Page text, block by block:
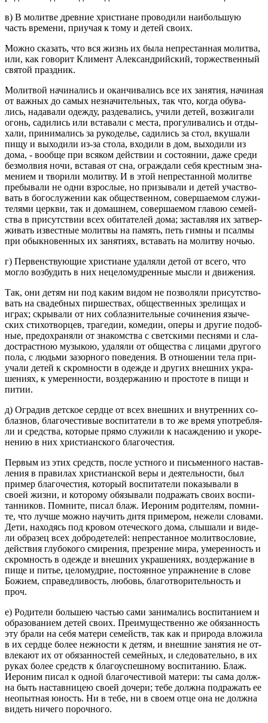
в) В мо­лит­ве древ­ние хри­сти­ане про­во­ди­ли наи­боль­шую
часть вре­ме­ни, при­учая к тому и детей своих.
Можно ска­зать, что вся жизнь их была непре­стан­ная мо­лит­ва,
или, как го­во­рит Кли­мент Алек­сан­дрий­ский, тор­же­ствен­ный
свя­той празд­ник.
Мо­лит­вой на­чи­на­лись и окан­чи­ва­лись все их за­ня­тия, на­чи­ная
от важ­ных до самых незна­чи­тель­ных, так что, когда обу­ва­
лись, на­да­ва­ли одеж­ду, раз­де­ва­лись, учили детей, воз­жи­га­ли
огонь, са­ди­лись или вста­ва­ли с места, про­гу­ли­ва­лись и от­ды­
ха­ли, при­ни­ма­лись за ру­ко­де­лье, са­ди­лись за стол, вку­ша­ли
пищу и вы­хо­ди­ли из-за стола, вхо­ди­ли в дом, вы­хо­ди­ли из
дома, - во­об­ще при вся­ком дей­ствии и со­сто­я­нии, даже среди
без­мол­вия ночи, вста­вая от сна, ограж­да­ли себя крест­ным зна­
ме­ни­ем и тво­ри­ли мо­лит­ву. И в этой непре­стан­ной мо­лит­ве
пре­бы­ва­ли не одни взрос­лые, но при­зы­ва­ли и детей участ­во­
вать в бо­го­слу­же­нии как об­ще­ствен­ном, со­вер­ша­е­мом слу­жи­
те­ля­ми церк­ви, так и до­маш­нем, со­вер­ша­е­мом гла­вою се­мей­
ства в при­сут­ствии всех оби­та­те­лей дома; за­став­ляя их за­твер­
жи­вать из­вест­ные мо­лит­вы на па­мять, петь гимны и псал­мы
при обык­но­вен­ных их за­ня­ти­ях, вста­вать на мо­лит­ву ночью.
г) Пер­вен­ству­ю­щие хри­сти­ане уда­ля­ли детой от всего, что
могло воз­бу­дить в них неце­ло­муд­рен­ные мысли и дви­же­ния.
Так, они детям ни под каким видом не поз­во­ля­ли при­сут­ство­
вать на сва­деб­ных пир­ше­ствах, об­ще­ствен­ных зре­ли­щах и
играх; скры­ва­ли от них со­блаз­ни­тель­ные со­чи­не­ния язы­че­
ских сти­хо­твор­цев, тра­ге­дии, ко­ме­дии, оперы и дру­гие по­доб­
ные, предо­хра­ня­ли от зна­ком­ства с свет­ски­ми пес­ня­ми и сла­
до­страст­ною му­зы­кою, уда­ля­ли от об­ще­ства с ли­ца­ми дру­го­го
пола, с лю­дь­ми за­зор­но­го по­ве­де­ния. В от­но­ше­нии тела при­
уча­ли детей к скром­но­сти в одеж­де и дру­гих внеш­них укра­
ше­ни­ях, к уме­рен­но­сти, воз­дер­жа­нию и про­сто­те в пищи и
питии.
д) Огра­див дет­ское серд­це от всех внеш­них и внут­рен­них со­
блаз­нов, бла­го­че­сти­вые вос­пи­та­те­ли в то же время упо­треб­ля­
ли и сред­ства, ко­то­рые прямо слу­жи­ли к на­саж­де­нию и уко­ре­
не­нию в них хри­сти­ан­ско­го бла­го­че­стия.
Пер­вым из этих средств, после уст­но­го и пись­мен­но­го на­став­
ле­ния в пра­ви­лах хри­сти­ан­ской веры и де­я­тель­но­сти, был
при­мер бла­го­че­стия, ко­то­рый вос­пи­та­те­ли по­ка­зы­ва­ли в
своей жизни, и ко­то­ро­му обя­зы­ва­ли под­ра­жать своих вос­пи­
тан­ни­ков. Пом­ни­те, писал блаж. Иеро­ним ро­ди­те­лям, пом­ни­
те, что лучше можно на­учить дитя при­ме­ром, неже­ли сло­ва­ми.
Дети, на­хо­дясь под кро­вом оте­че­ско­го дома, слы­ша­ли и ви­де­
ли об­ра­зец всех доб­ро­де­те­лей: непре­стан­ное мо­лит­во­сло­вие,
дей­ствия глу­бо­ко­го сми­ре­ния, пре­зре­ние мира, уме­рен­ность и
скром­ность в одеж­де и внеш­них укра­ше­ни­ях, воз­дер­жа­ние в
пище и питье, це­ло­муд­рие, по­сто­ян­ное упраж­не­ние в слове
Бо­жи­ем, спра­вед­ли­вость, лю­бовь, бла­го­тво­ри­тель­ность и
проч.
е) Ро­ди­те­ли боль­шею ча­стью сами за­ни­ма­лись вос­пи­та­ни­ем и
об­ра­зо­ва­ни­ем детей своих. Пре­иму­ще­ствен­но же обя­зан­ность
эту брали на себя ма­те­ри се­мейств, так как и при­ро­да вло­жи­ла
в их серд­це более неж­но­сти к детям, и внеш­ние за­ня­тия не от­
вле­ка­ют их от обя­зан­но­стей се­мей­ных, и сле­до­ва­тель­но, в их
руках более средств к бла­го­успеш­но­му вос­пи­та­нию. Блаж.
Иеро­ним писал к одной бла­го­че­сти­вой ма­те­ри: ты сама долж­
на быть на­став­ни­цею своей до­че­ри; тебе долж­на под­ра­жать ее
неопыт­ная юность. Ни в тебе, ни в своем отце она не долж­на
ви­деть ни­че­го по­роч­но­го.